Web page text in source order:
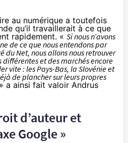
au numérique a toutefois
qu’il travaillerait à ce que
rapidement. « Si nous n’avons
de ce que nous entendons par
du Net, nous allons nous retrouver
et des marchés encore
vite : les Pays-Bas, la Slovénie et
de plancher sur leurs propres
» a ainsi fait valoir Andrus
d’auteur et
Google »